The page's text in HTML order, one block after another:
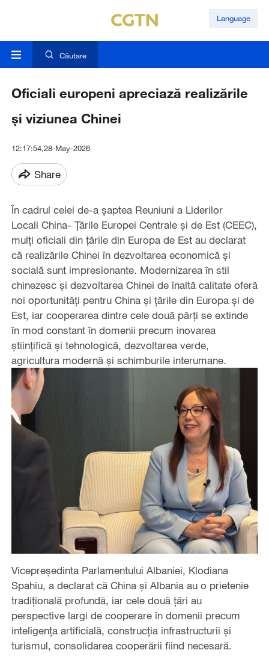
Language
Căutare
Oficiali europeni apreciază realizările
și viziunea Chinei
12:17:54,28-May-2026
Share
În cadrul celei de-a șaptea Reuniuni a Liderilor
Locali China- Țările Europei Centrale și de Est (CEEC),
mulți oficiali din țările din Europa de Est au declarat
că realizările Chinei în dezvoltarea economică și
socială sunt impresionante. Modernizarea în stil
chinezesc și dezvoltarea Chinei de înaltă calitate oferă
noi oportunități pentru China și țările din Europa și de
Est, iar cooperarea dintre cele două părți se extinde
în mod constant în domenii precum inovarea
științifică și tehnologică, dezvoltarea verde,
agricultura modernă și schimburile interumane.
Vicepreședinta Parlamentului Albaniei, Klodiana
Spahiu, a declarat că China și Albania au o prietenie
tradițională profundă, iar cele două țări au
perspective largi de cooperare în domenii precum
inteligența artificială, construcția infrastructurii și
turismul, consolidarea cooperării fiind necesară.